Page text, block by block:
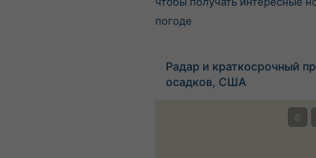
погоде
Радар и краткосрочный
осадков, США
©